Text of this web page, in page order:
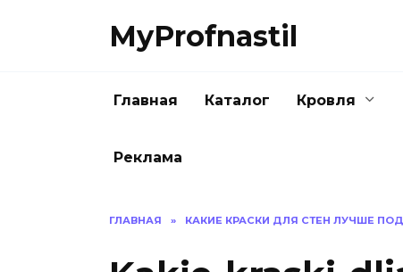
MyProfnastil
Главная Каталог Кровля
Реклама
ГЛАВНАЯ » КАКИЕ КРАСКИ ДЛЯ СТЕН ЛУЧШЕ